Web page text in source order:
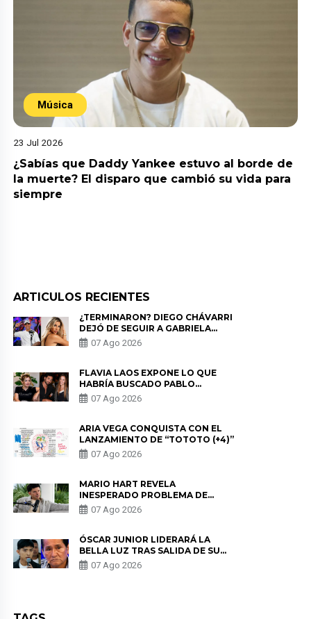
Música
23 Jul 2026
¿Sabías que Daddy Yankee estuvo al borde de
la muerte? El disparo que cambió su vida para
siempre
ARTICULOS RECIENTES
¿TERMINARON? DIEGO CHÁVARRI
DEJÓ DE SEGUIR A GABRIELA
HERRERA Y ANUNCIA SU SALIDA
DE PÓDCAST
07 Ago 2026
FLAVIA LAOS EXPONE LO QUE
HABRÍA BUSCADO PABLO
HEREDIA CON ALE FULLER: “UNA
DE LAS PARTES QUERÍA EL
07 Ago 2026
ARIA VEGA CONQUISTA CON EL
LANZAMIENTO DE “TOTOTO (+4)”
07 Ago 2026
MARIO HART REVELA
INESPERADO PROBLEMA DE
SALUD ANTES DE SEPARARSE DE
KORINA: “ME ENCONTRARON UN
07 Ago 2026
ÓSCAR JUNIOR LIDERARÁ LA
BELLA LUZ TRAS SALIDA DE SU
PADRE POR POLÉMICA CON
NALDY SALDAÑA
07 Ago 2026